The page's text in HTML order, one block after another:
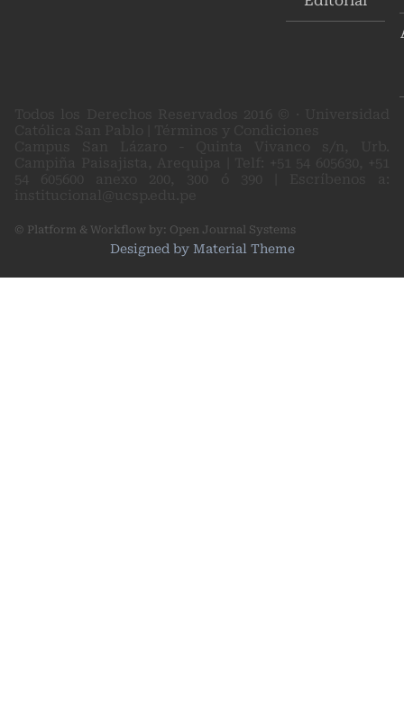
© Platform & Workflow by: Open Journal Systems
Designed by Material Theme